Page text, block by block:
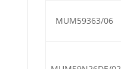
MUM59363/06